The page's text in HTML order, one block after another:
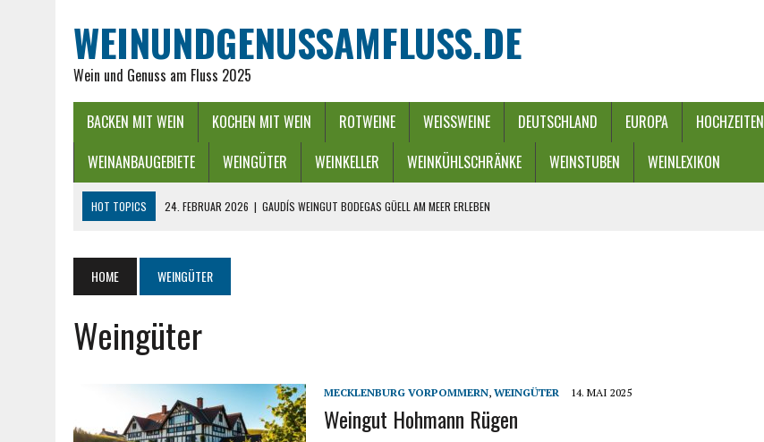
WEINUNDGENUSSAMFLUSS.DE
Wein und Genuss am Fluss 2025
BACKEN MIT WEIN KOCHEN MIT WEIN ROTWEINE WEISSWEINE DEUTSCHLAND EUROPA HOCHZEITEN
WEINANBAUGEBIETE
WEINGÜTER WEINKELLER WEINKÜHLSCHRÄNKE WEINSTUBEN WEINLEXIKON
HOT TOPICS 24. FEBRUAR 2026 | GAUDÍS WEINGUT BODEGAS GÜELL AM MEER ERLEBEN
25. SEPTEMBER 2025 | POWER BEI DER WEINLESE EINFACH ZWISCHENDURCH EINEN ENERGIE-RIEGEL
26. APRIL 2026
HOME WEINGÜTER
Weingüter
MECKLENBURG VORPOMMERN, WEINGÜTER 14. MAI 2025
Weingut Hohmann Rügen